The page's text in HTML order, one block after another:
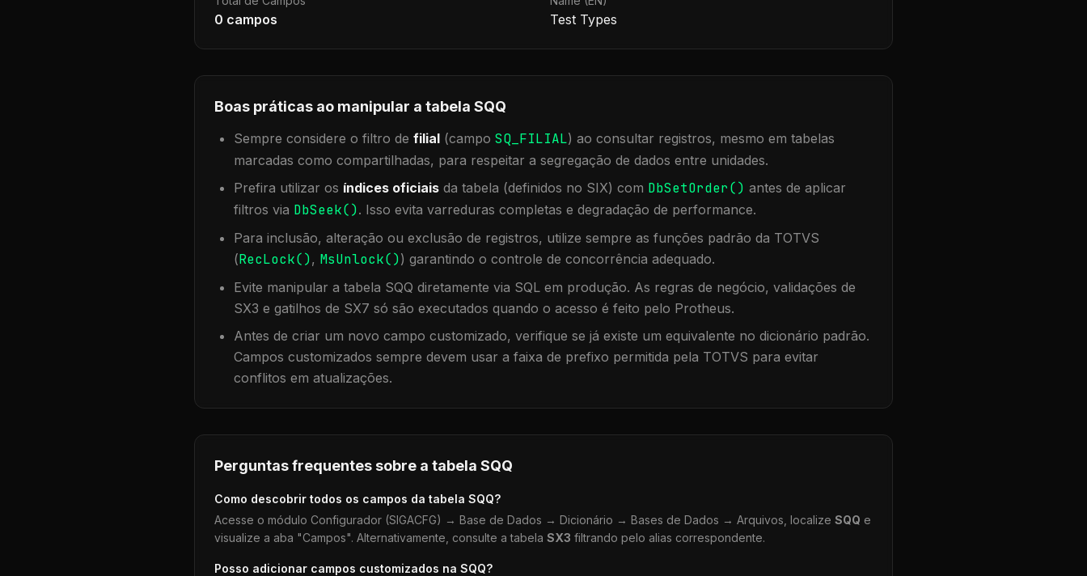
0 campos Test Types
Boas práticas ao manipular a tabela SQQ
Sempre considere o filtro de filial (campo SQ_FILIAL) ao consultar registros, mesmo em tabelas
marcadas como compartilhadas, para respeitar a segregação de dados entre unidades.
Prefira utilizar os índices oficiais da tabela (definidos no SIX) com DbSetOrder() antes de aplicar
filtros via DbSeek(). Isso evita varreduras completas e degradação de performance.
Para inclusão, alteração ou exclusão de registros, utilize sempre as funções padrão da TOTVS
(RecLock(), MsUnlock()) garantindo o controle de concorrência adequado.
Evite manipular a tabela SQQ diretamente via SQL em produção. As regras de negócio, validações de
SX3 e gatilhos de SX7 só são executados quando o acesso é feito pelo Protheus.
Antes de criar um novo campo customizado, verifique se já existe um equivalente no dicionário padrão.
Campos customizados sempre devem usar a faixa de prefixo permitida pela TOTVS para evitar
conflitos em atualizações.
Perguntas frequentes sobre a tabela SQQ
Como descobrir todos os campos da tabela SQQ?
Acesse o módulo Configurador (SIGACFG) → Base de Dados → Dicionário → Bases de Dados → Arquivos, localize SQQ e
visualize a aba "Campos". Alternativamente, consulte a tabela SX3 filtrando pelo alias correspondente.
Posso adicionar campos customizados na SQQ?